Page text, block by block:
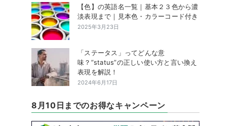
【色】の英語名一覧｜基本２３色から濃
淡表現まで｜見本色・カラーコード付き
2025年3月23日
「ステータス」ってどんな意
味？”status”の正しい使い方と言い換え
表現を解説！
2024年6月17日
8月10日までのお得なキャンペーン